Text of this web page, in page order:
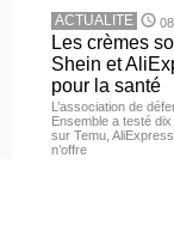
ACTUALITE
Les crèmes
Shein et
pour la santé
L’association de
Ensemble a testé
sur Temu,
n’offre